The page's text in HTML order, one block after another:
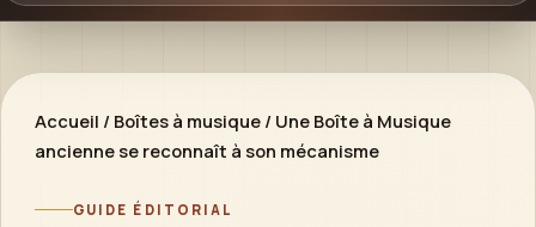
Accueil / Boîtes à musique / Une Boîte à Musique
ancienne se reconnaît à son mécanisme
GUIDE ÉDITORIAL